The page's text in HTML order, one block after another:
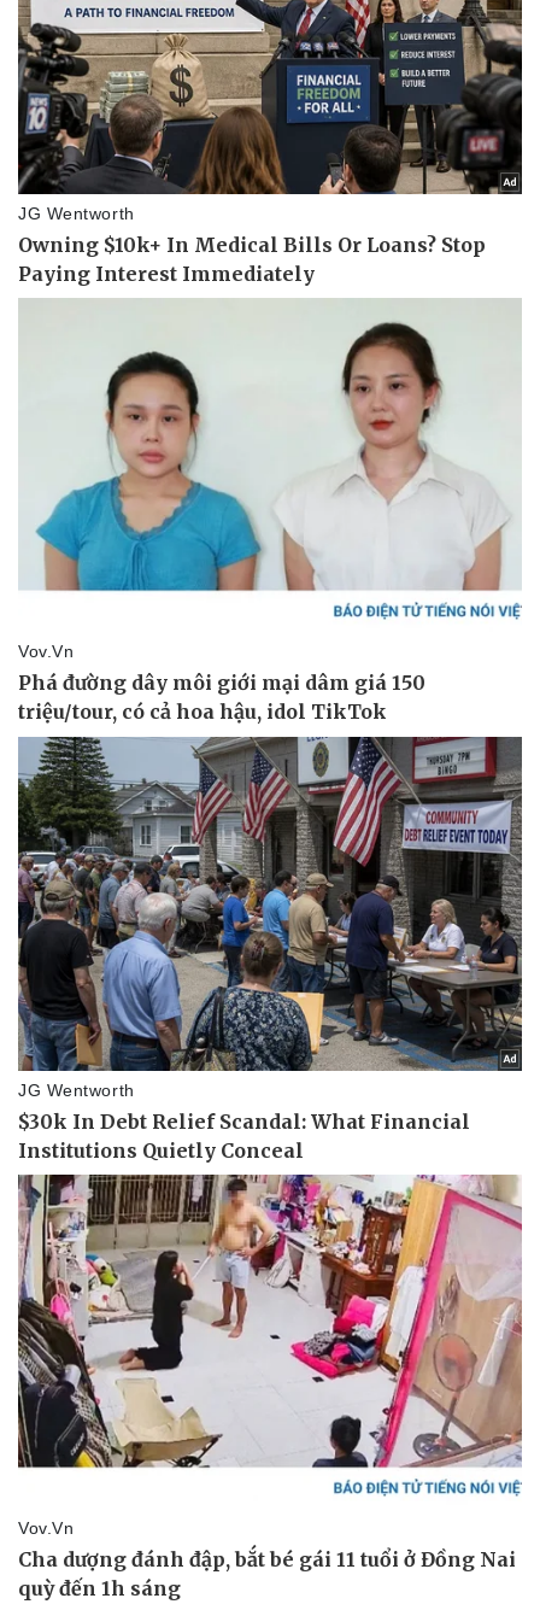
Thể thao
Bóng đá
Lịch thi đấu bóng đá
Hậu trường
Ô tô - Xe máy
Xe máy
Tư vấn